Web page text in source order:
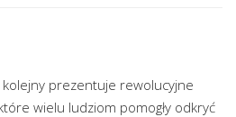
prezentuje rewolucyjne
wielu ludziom pomogły odkryć